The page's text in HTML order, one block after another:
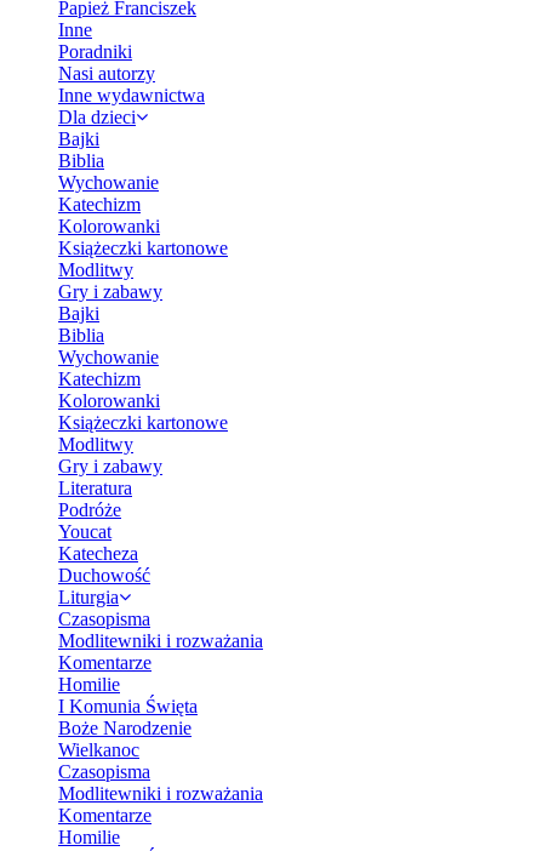
Papież Franciszek
Inne
Poradniki
Nasi autorzy
Inne wydawnictwa
Dla dzieci
Bajki
Biblia
Wychowanie
Katechizm
Kolorowanki
Książeczki kartonowe
Modlitwy
Gry i zabawy
Bajki
Biblia
Wychowanie
Katechizm
Kolorowanki
Książeczki kartonowe
Modlitwy
Gry i zabawy
Literatura
Podróże
Youcat
Katecheza
Duchowość
Liturgia
Czasopisma
Modlitewniki i rozważania
Komentarze
Homilie
I Komunia Święta
Boże Narodzenie
Wielkanoc
Czasopisma
Modlitewniki i rozważania
Komentarze
Homilie